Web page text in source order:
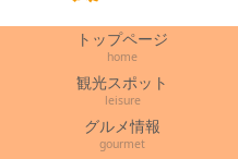
トップページ
home
観光スポット
leisure
グルメ情報
gourmet